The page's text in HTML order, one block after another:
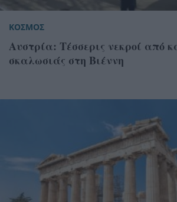
ΚΟΣΜΟΣ
Αυστρία: Τέσσερις νεκροί από
σκαλωσιάς στη Βιέννη